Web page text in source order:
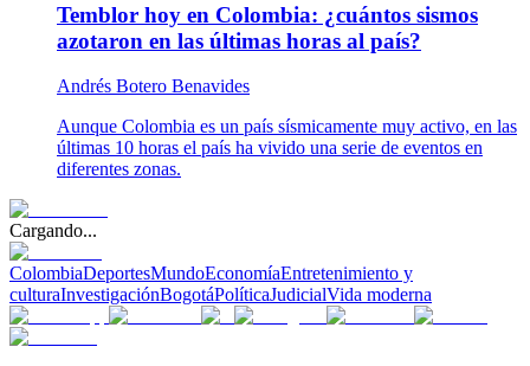
Temblor hoy en Colombia: ¿cuántos sismos
azotaron en las últimas horas al país?
Andrés Botero Benavides
Aunque Colombia es un país sísmicamente muy activo, en las
últimas 10 horas el país ha vivido una serie de eventos en
diferentes zonas.
Cargando...
ColombiaDeportesMundoEconomíaEntretenimiento y
culturaInvestigaciónBogotáPolíticaJudicialVida moderna